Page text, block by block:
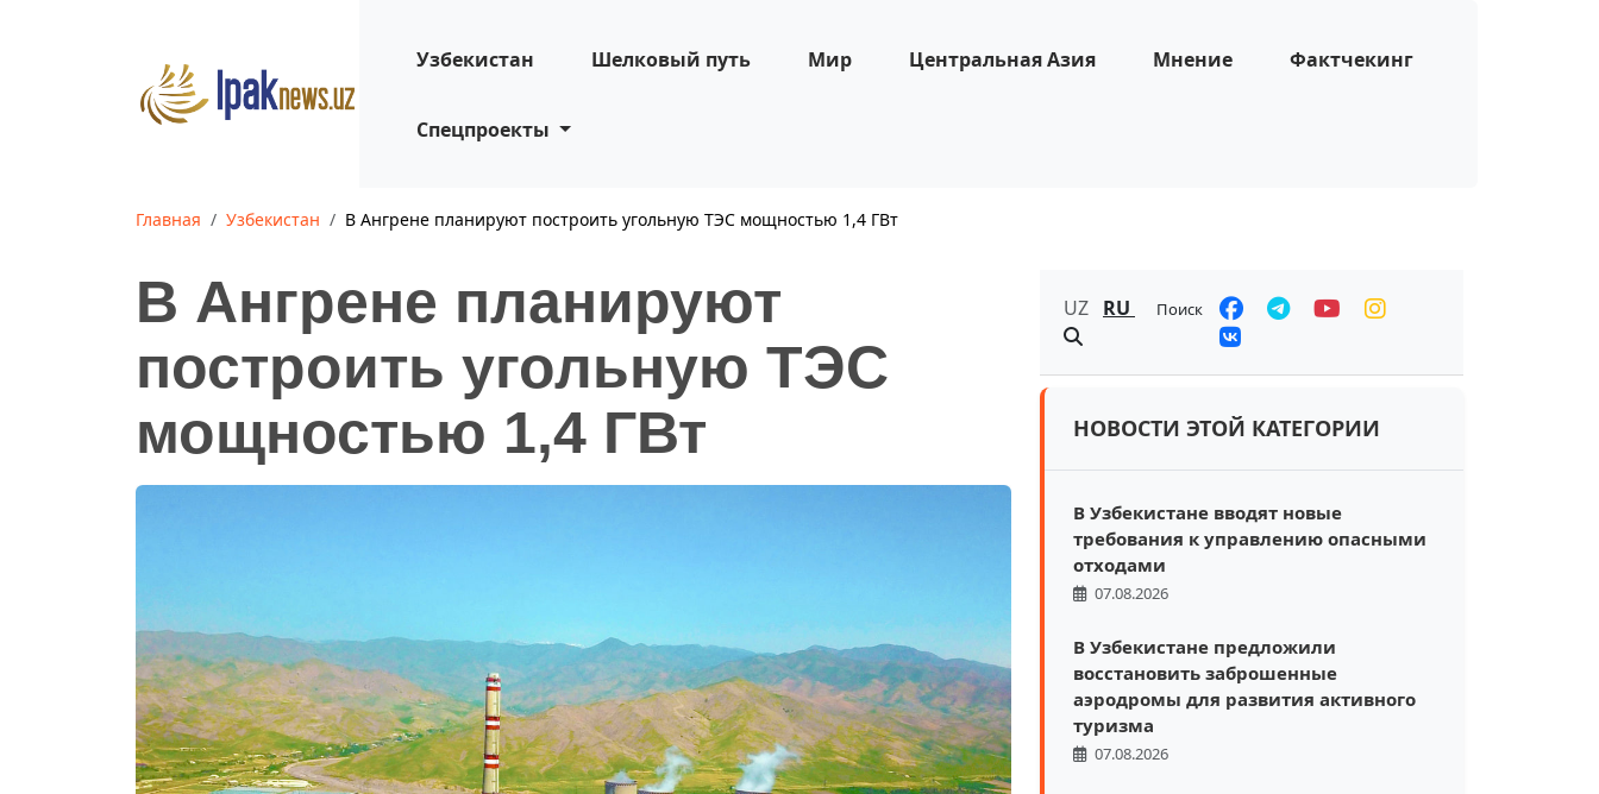
Узбекистан Шелковый путь Мир Центральная Азия Мнение Фактчекинг
Спецпроекты
Главная Узбекистан В Ангрене планируют построить угольную ТЭС мощностью 1,4 ГВт
В Ангрене планируют
построить угольную ТЭС
мощностью 1,4 ГВт
UZ RU Поиск
НОВОСТИ ЭТОЙ КАТЕГОРИИ
В Узбекистане вводят новые
требования к управлению опасными
отходами
07.08.2026
В Узбекистане предложили
восстановить заброшенные
аэродромы для развития активного
туризма
07.08.2026